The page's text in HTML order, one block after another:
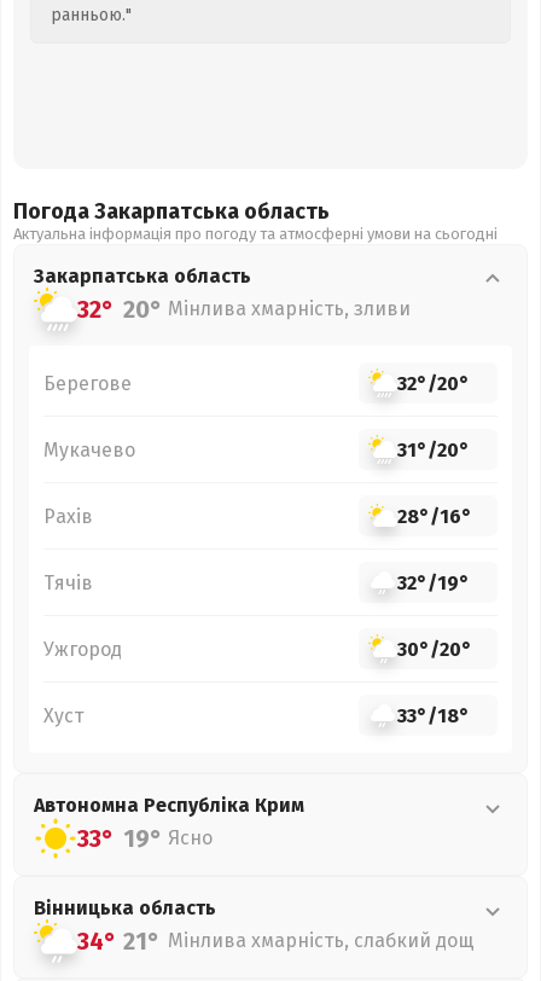
ранньою."
Погода Закарпатська область
Актуальна інформація про погоду та атмосферні умови на сьогодні
Закарпатська область
32° 20° Мінлива хмарність, зливи
Берегове 32°/20°
Мукачево 31°/20°
Рахів 28°/16°
Тячів 32°/19°
Ужгород 30°/20°
Хуст 33°/18°
Автономна Республіка Крим
33° 19° Ясно
Вінницька область
34° 21° Мінлива хмарність, слабкий дощ